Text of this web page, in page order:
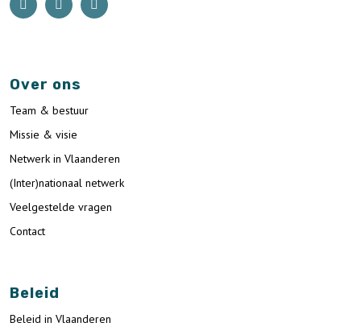
Over ons
Team & bestuur
Missie & visie
Netwerk in Vlaanderen
(Inter)nationaal netwerk
Veelgestelde vragen
Contact
Beleid
Beleid in Vlaanderen